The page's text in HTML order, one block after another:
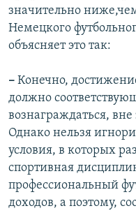
значительно
Немецкого
объясняет это так:
– Конечно,
должно
вознаграждаться,
Однако нельзя
условия, в которых
спортивная
профессиональный
доходов, а поэтому,